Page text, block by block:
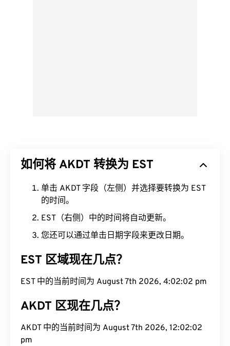
如何将 AKDT 转换为 EST
单击 AKDT 字段（左侧）并选择要转换为 EST
的时间。
EST（右侧）中的时间将自动更新。
您还可以通过单击日期字段来更改日期。
EST 区域现在几点？
EST 中的当前时间为 August 7th 2026, 4:02:03 pm
AKDT 区现在几点？
AKDT 中的当前时间为 August 7th 2026, 12:02:03
pm